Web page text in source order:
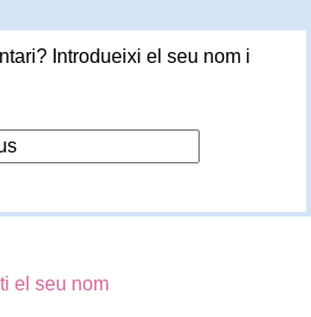
Introdueixi el seu nom i
el seu nom